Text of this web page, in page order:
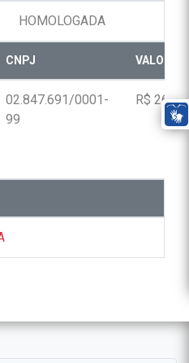
HOMOLOGADA
CNPJ VALOR
02.847.691/0001-
99
R$